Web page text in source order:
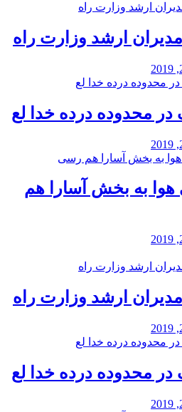
مدیران ارشد وزارت راه
محدوده درده خدا لع
هوا به بخش آسارا هم
مدیران ارشد وزارت راه
محدوده درده خدا لع